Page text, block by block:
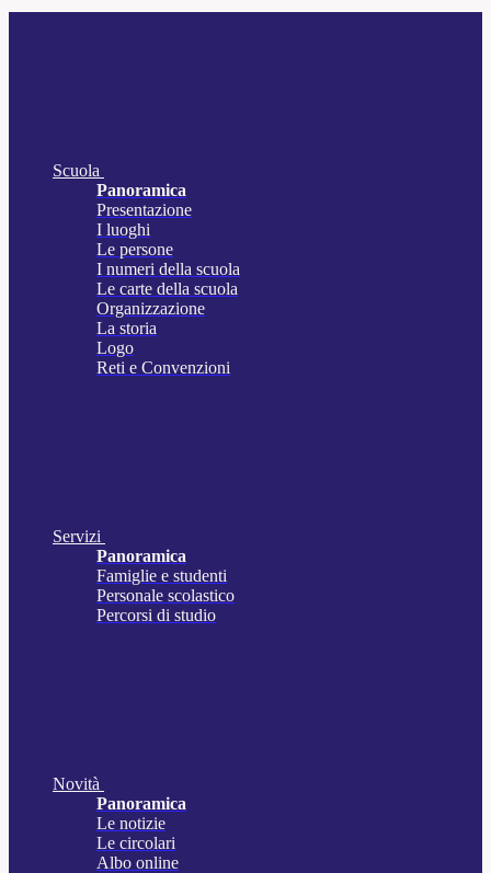
Scuola
Panoramica
Presentazione
I luoghi
Le persone
I numeri della scuola
Le carte della scuola
Organizzazione
La storia
Logo
Reti e Convenzioni
Servizi
Panoramica
Famiglie e studenti
Personale scolastico
Percorsi di studio
Novità
Panoramica
Le notizie
Le circolari
Albo online